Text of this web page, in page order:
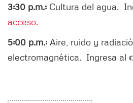
3:30 p.m.: Cultura del agua.
acceso.
5:00 p.m.: Aire, ruido y
electromagnética. Ingresa al